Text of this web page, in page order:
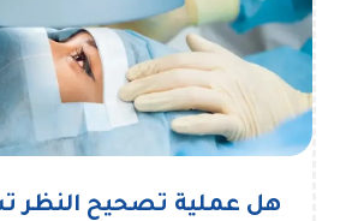
هل عملية تصحيح النظر